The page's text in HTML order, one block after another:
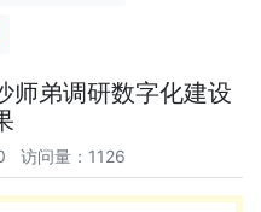
师弟调研数字化建设
访问量：1126